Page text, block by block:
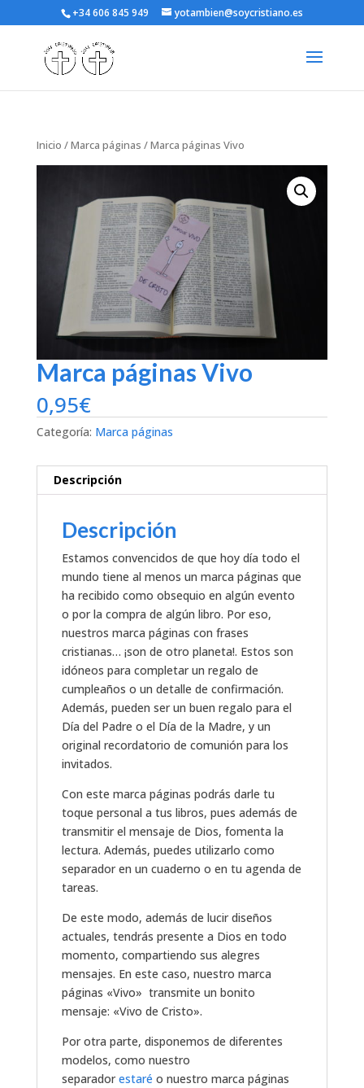
+34 606 845 949 yotambien@soycristiano.es
Inicio /Marca páginas / Marca páginas Vivo
Marca páginas Vivo
0,95€
Categoría: Marca páginas
Descripción
Descripción
Estamos convencidos de que hoy día todo el
mundo tiene al menos un marca páginas que
ha recibido como obsequio en algún evento
o por la compra de algún libro. Por eso,
nuestros marca páginas con frases
cristianas… ¡son de otro planeta!. Estos son
idóneos para completar un regalo de
cumpleaños o un detalle de confirmación.
Además, pueden ser un buen regalo para el
Día del Padre o el Día de la Madre, y un
original recordatorio de comunión para los
invitados.
Con este marca páginas podrás darle tu
toque personal a tus libros, pues además de
transmitir el mensaje de Dios, fomenta la
lectura. Además, puedes utilizarlo como
separador en un cuaderno o en tu agenda de
tareas.
De este modo, además de lucir diseños
actuales, tendrás presente a Dios en todo
momento, compartiendo sus alegres
mensajes. En este caso, nuestro marca
páginas «Vivo» transmite un bonito
mensaje: «Vivo de Cristo».
Por otra parte, disponemos de diferentes
modelos, como nuestro
separadorestaré o nuestro marca páginas